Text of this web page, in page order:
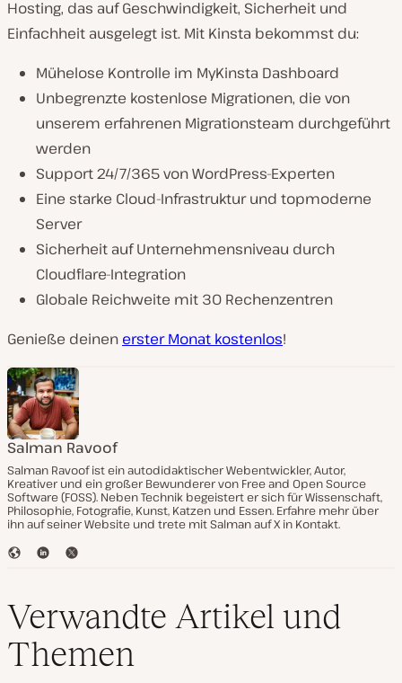
Hosting, das auf Geschwindigkeit, Sicherheit und
Einfachheit ausgelegt ist. Mit Kinsta bekommst du:
Mühelose Kontrolle im MyKinsta Dashboard
Unbegrenzte kostenlose Migrationen, die von
unserem erfahrenen Migrationsteam durchgeführt
werden
Support 24/7/365 von WordPress-Experten
Eine starke Cloud-Infrastruktur und topmoderne
Server
Sicherheit auf Unternehmensniveau durch
Cloudflare-Integration
Globale Reichweite mit 30 Rechenzentren
Genieße deinen erster Monat kostenlos!
Salman Ravoof
Salman Ravoof ist ein autodidaktischer Webentwickler, Autor,
Kreativer und ein großer Bewunderer von Free and Open Source
Software (FOSS). Neben Technik begeistert er sich für Wissenschaft,
Philosophie, Fotografie, Kunst, Katzen und Essen. Erfahre mehr über
ihn auf seiner Website und trete mit Salman auf X in Kontakt.
W
s
e
i
t
e
L
e
d
I
n
T
t
r
Verwandte Artikel und
Themen